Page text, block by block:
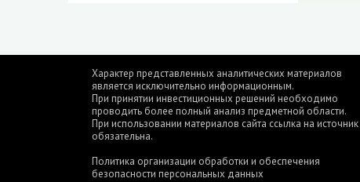
Характер представленных аналитических материалов
является исключительно информационным.
При принятии инвестиционных решений необходимо
проводить более полный анализ предметной области.
При использовании материалов сайта ссылка на источник
обязательна.
Политика организации обработки и обеспечения
безопасности персональных данных